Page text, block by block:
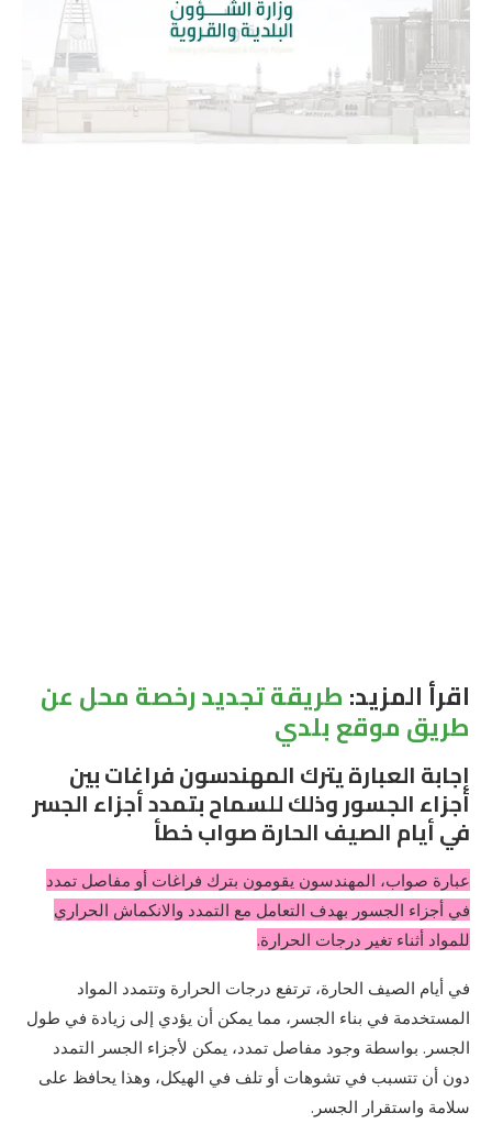
اقرأ المزيد:طريقة تجديد رخصة محل عن
طريق موقع بلدي
إجابة العبارة يترك المهندسون فراغات بين
أجزاء الجسور وذلك للسماح بتمدد أجزاء الجسر
في أيام الصيف الحارة صواب خطأ
عبارة صواب، المهندسون يقومون بترك فراغات أو مفاصل تمدد
في أجزاء الجسور بهدف التعامل مع التمدد والانكماش الحراري
للمواد أثناء تغير درجات الحرارة.
في أيام الصيف الحارة، ترتفع درجات الحرارة وتتمدد المواد
المستخدمة في بناء الجسر، مما يمكن أن يؤدي إلى زيادة في طول
الجسر. بواسطة وجود مفاصل تمدد، يمكن لأجزاء الجسر التمدد
دون أن تتسبب في تشوهات أو تلف في الهيكل، وهذا يحافظ على
سلامة واستقرار الجسر.